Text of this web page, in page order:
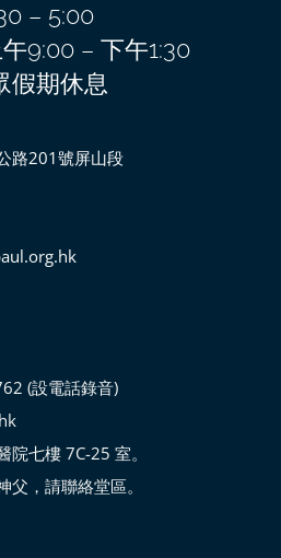
– 5:00
9:00 – 下午1:30
假期休息
路201號屏山段
(設電話錄音)
七樓 7C-25 室。
，請聯絡堂區。